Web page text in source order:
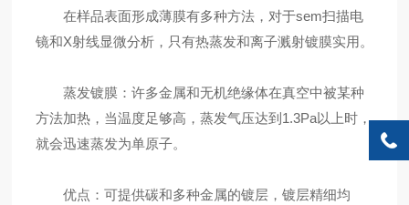
在样品表面形成薄膜有多种方法，对于sem扫描电
镜和X射线显微分析，只有热蒸发和离子溅射镀膜实用。
蒸发镀膜：许多金属和无机绝缘体在真空中被某种
方法加热，当温度足够高，蒸发气压达到1.3Pa以上时，
就会迅速蒸发为单原子。
优点：可提供碳和多种金属的镀层，镀层精细均